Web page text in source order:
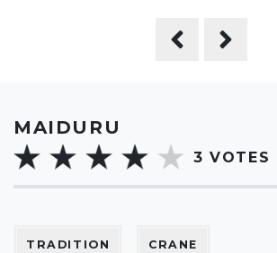
MAIDURU
3 VOTES
TRADITION CRANE